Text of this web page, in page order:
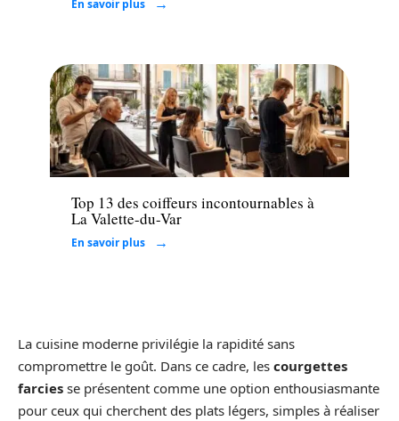
En savoir plus
Santé
Top 13 des coiffeurs incontournables à
La Valette-du-Var
En savoir plus
La cuisine moderne privilégie la rapidité sans
compromettre le goût. Dans ce cadre, les courgettes
farcies se présentent comme une option enthousiasmante
pour ceux qui cherchent des plats légers, simples à réaliser